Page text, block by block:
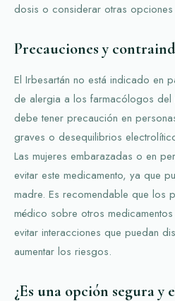
dosis o considerar otras opciones
Precauciones y
El Irbesartán no está indicado en
de alergia a los farmacólogos del
debe tener precaución en
graves o desequilibrios
Las mujeres embarazadas o en
evitar este medicamento, ya que
madre. Es recomendable que los
médico sobre otros
evitar interacciones que puedan
aumentar los riesgos.
¿Es una opción segura y